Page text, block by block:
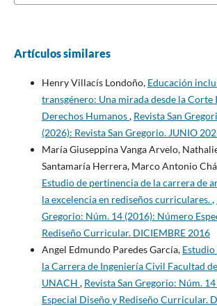
Artículos similares
Henry Villacís Londoño, Educación
transgénero: Una mirada desde la Corte
Derechos Humanos, Revista San
(2026): Revista San Gregorio. JUNIO
María Giuseppina Vanga Arvelo,
Santamaría Herrera, Marco Antonio
Estudio de pertinencia de la carrera de
la excelencia en rediseños curriculares.,
Gregorio: Núm. 14 (2016): Número
Rediseño Curricular. DICIEMBRE 2016
Angel Edmundo Paredes García,
la Carrera de Ingeniería Civil Facultad
UNACH , Revista San Gregorio: Núm.
Especial Diseño y Rediseño Curricular.